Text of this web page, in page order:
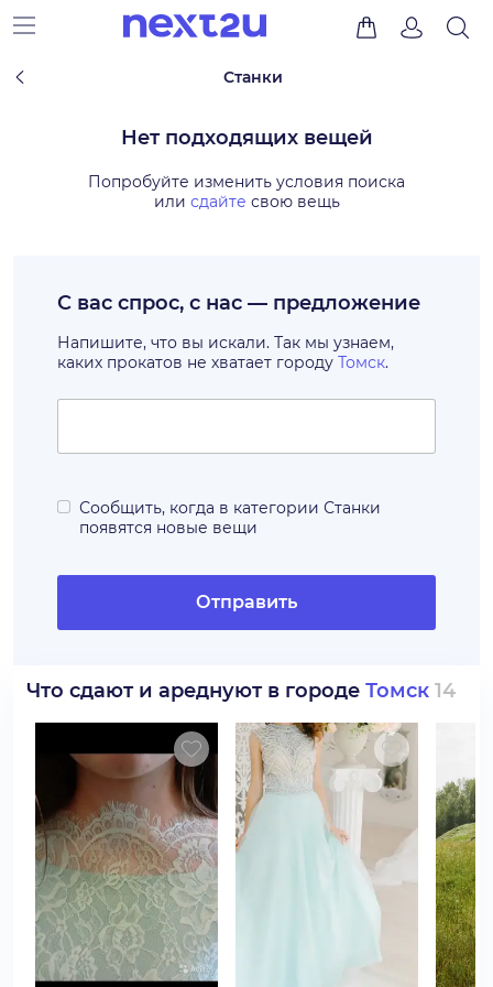
Станки
Нет подходящих вещей
Попробуйте изменить условия поиска
или сдайте свою вещь
С вас спрос, с нас — предложение
Напишите, что вы искали. Так мы узнаем,
каких прокатов не хватает городу Томск.
Сообщить, когда в категории Станки
появятся новые вещи
Отправить
Что сдают и ареднуют в городе Томск 14